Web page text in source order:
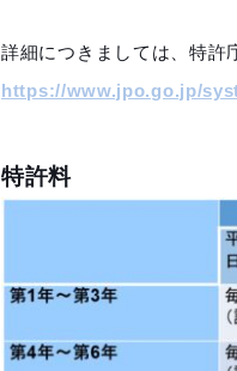
詳細につきましては、特許
https://www.jpo.go.jp/
特許料